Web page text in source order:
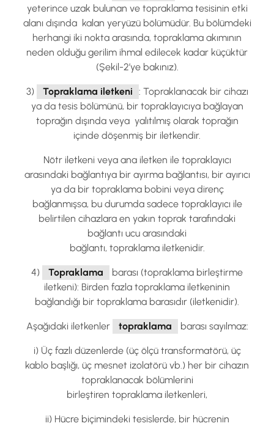
yeterince uzak bulunan ve topraklama tesisinin etki
alanı dışında kalan yeryüzü bölümüdür. Bu bölümdeki
herhangi iki nokta arasında, topraklama akımının
neden olduğu gerilim ihmal edilecek kadar küçüktür
(Şekil-2’ye bakınız).
3) Topraklama iletkeni : Topraklanacak bir cihazı
ya da tesis bölümünü, bir topraklayıcıya bağlayan
toprağın dışında veya yalıtılmış olarak toprağın
içinde döşenmiş bir iletkendir.
Nötr iletkeni veya ana iletken ile topraklayıcı
arasındaki bağlantıya bir ayırma bağlantısı, bir ayırıcı
ya da bir topraklama bobini veya direnç
bağlanmışsa, bu durumda sadece topraklayıcı ile
belirtilen cihazlara en yakın toprak tarafındaki
bağlantı ucu arasındaki
bağlantı, topraklama iletkenidir.
4) Topraklama
barası (topraklama birleştirme
iletkeni): Birden fazla topraklama iletkeninin
bağlandığı bir topraklama barasıdır (iletkenidir).
Aşağıdaki iletkenler topraklama barası sayılmaz:
i) Üç fazlı düzenlerde (üç ölçü transformatörü, üç
kablo başlığı, üç mesnet izolatörü vb.) her bir cihazın
topraklanacak bölümlerini
birleştiren topraklama iletkenleri,
ii) Hücre biçimindeki tesislerde, bir hücrenin